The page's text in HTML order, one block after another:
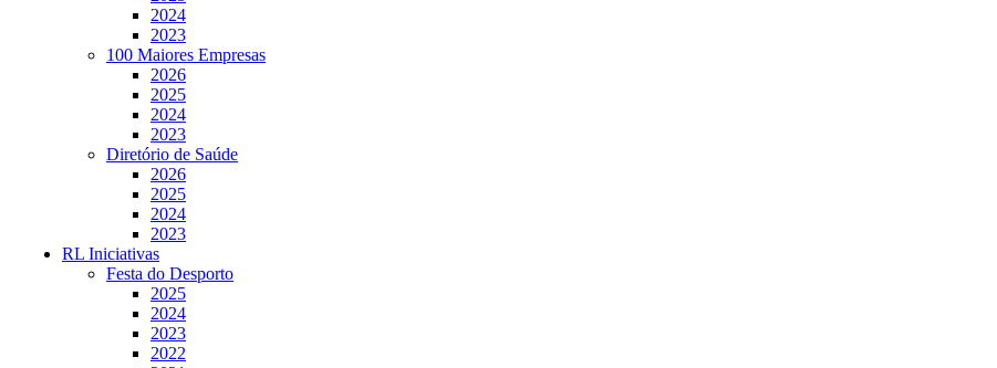
2024
2023
100 Maiores Empresas
2026
2025
2024
2023
Diretório de Saúde
2026
2025
2024
2023
RL Iniciativas
Festa do Desporto
2025
2024
2023
2022